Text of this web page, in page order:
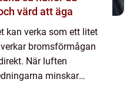
värd att äga
kan verka som ett litet
bromsförmågan
När luften
minskar